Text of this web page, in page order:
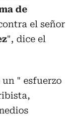
de
el señor
", dice el
" esfuerzo